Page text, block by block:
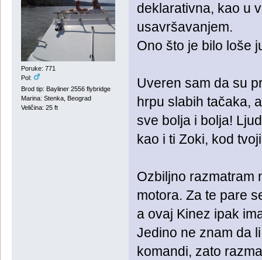
Poruke: 771
Pol:
Brod tip: Bayliner 2556 flybridge
Marina: Stenka, Beograd
Veličina: 25 ft
deklarativna, kao u
usavršavanjem.
Ono što je bilo loše
Uveren sam da su
hrpu slabih tačaka,
sve bolja i bolja!
kao i ti Zoki, kod
Ozbiljno razmatram
motora. Za te pare
a ovaj Kinez ipak
Jedino ne znam da
komandi, zato